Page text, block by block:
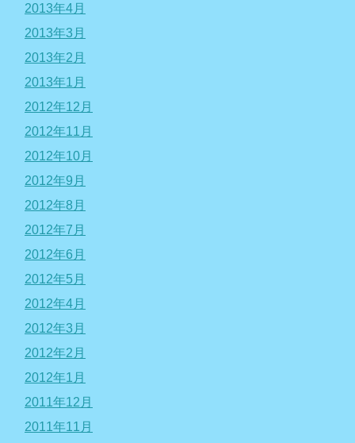
2013年4月
2013年3月
2013年2月
2013年1月
2012年12月
2012年11月
2012年10月
2012年9月
2012年8月
2012年7月
2012年6月
2012年5月
2012年4月
2012年3月
2012年2月
2012年1月
2011年12月
2011年11月